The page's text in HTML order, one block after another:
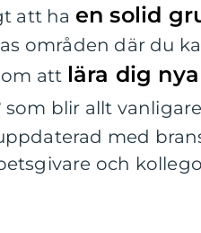
att ha en solid
områden där du
att lära dig
som blir allt
med
och